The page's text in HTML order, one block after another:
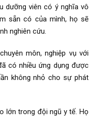
dưỡng viên có ý nghĩa vô
sẵn có của mình, họ sẽ
nghiên cứu.
môn, nghiệp vụ với
có nhiều ứng dụng được
không nhỏ cho sự phát
lớn trong đội ngũ y tế. Họ